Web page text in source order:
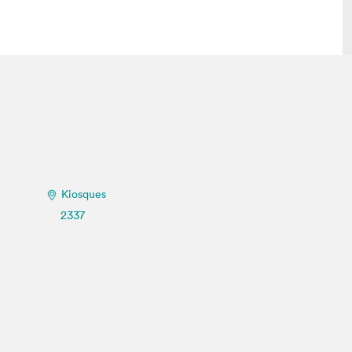
Kiosques
2337